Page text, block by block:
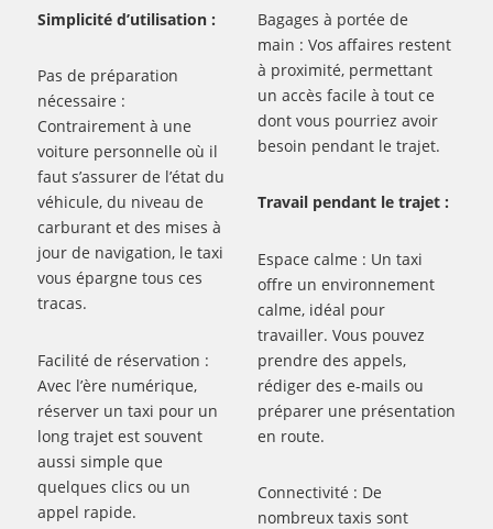
Simplicité d’utilisation :
Pas de préparation
nécessaire :
Contrairement à une
voiture personnelle où il
faut s’assurer de l’état du
véhicule, du niveau de
carburant et des mises à
jour de navigation, le taxi
vous épargne tous ces
tracas.
Facilité de réservation :
Avec l’ère numérique,
réserver un taxi pour un
long trajet est souvent
aussi simple que
quelques clics ou un
appel rapide.
Bagages à portée de
main : Vos affaires restent
à proximité, permettant
un accès facile à tout ce
dont vous pourriez avoir
besoin pendant le trajet.
Travail pendant le trajet :
Espace calme : Un taxi
offre un environnement
calme, idéal pour
travailler. Vous pouvez
prendre des appels,
rédiger des e-mails ou
préparer une présentation
en route.
Connectivité : De
nombreux taxis sont